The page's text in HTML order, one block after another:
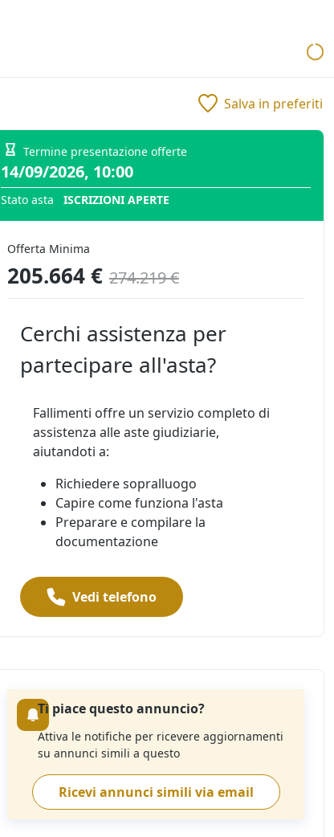
Salva in preferiti
Termine presentazione offerte
14/09/2026, 10:00
Stato asta ISCRIZIONI APERTE
Offerta Minima
205.664 € 274.219 €
Cerchi assistenza per
partecipare all'asta?
Fallimenti offre un servizio completo di
assistenza alle aste giudiziarie,
aiutandoti a:
Richiedere sopralluogo
Capire come funziona l'asta
Preparare e compilare la
documentazione
Vedi telefono
Ti piace questo annuncio?
Attiva le notifiche per ricevere aggiornamenti
su annunci simili a questo
Ricevi annunci simili via email